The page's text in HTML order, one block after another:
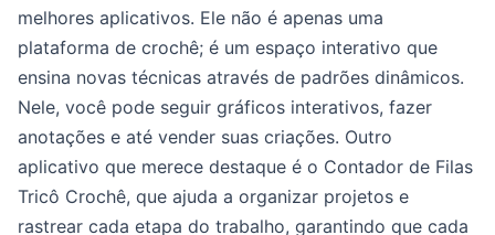
melhores aplicativos. Ele não é apenas uma
plataforma de crochê; é um espaço interativo que
ensina novas técnicas através de padrões dinâmicos.
Nele, você pode seguir gráficos interativos, fazer
anotações e até vender suas criações. Outro
aplicativo que merece destaque é o Contador de Filas
Tricô Crochê, que ajuda a organizar projetos e
rastrear cada etapa do trabalho, garantindo que cada